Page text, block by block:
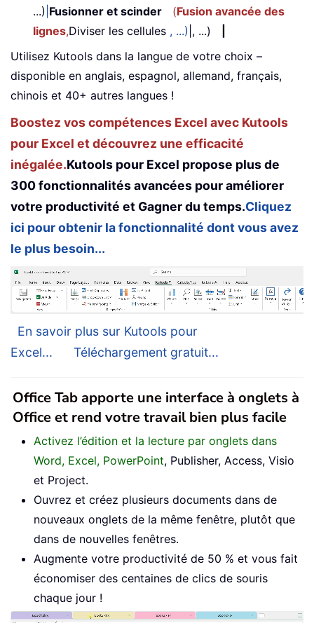
...) Fusionner et scinder (Fusion avancée des
lignes,Diviser les cellules , ...) |, ...)
Utilisez Kutools dans la langue de votre choix –
disponible en anglais, espagnol, allemand, français,
chinois et 40+ autres langues !
Boostez vos compétences Excel avec Kutools
pour Excel et découvrez une efficacité
inégalée.Kutools pour Excel propose plus de
300 fonctionnalités avancées pour améliorer
votre productivité et Gagner du temps.Cliquez
ici pour obtenir la fonctionnalité dont vous avez
le plus besoin...
En savoir plus sur Kutools pour
Excel...
Téléchargement gratuit...
Office Tab apporte une interface à onglets à
Office et rend votre travail bien plus facile
Activez l’édition et la lecture par onglets dans
Word, Excel, PowerPoint, Publisher, Access, Visio
et Project.
Ouvrez et créez plusieurs documents dans de
nouveaux onglets de la même fenêtre, plutôt que
dans de nouvelles fenêtres.
Augmente votre productivité de 50 % et vous fait
économiser des centaines de clics de souris
chaque jour !